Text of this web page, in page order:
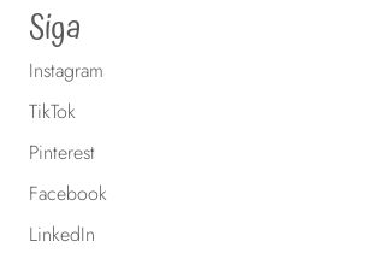
Siga
Instagram
TikTok
Pinterest
Facebook
LinkedIn